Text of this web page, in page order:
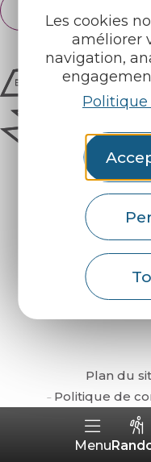
Les cookies
améliorer
navigation,
Menu
Français
English
Plan du
Politique de